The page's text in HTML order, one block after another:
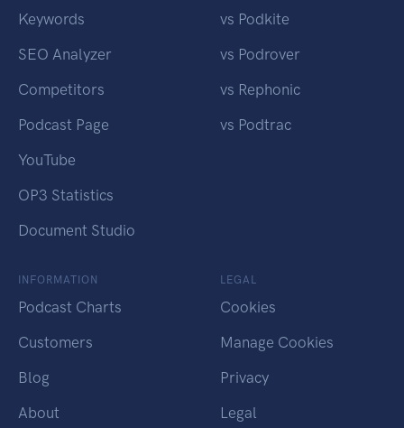
Keywords
SEO Analyzer
Competitors
Podcast Page
YouTube
OP3 Statistics
Document Studio
vs Podkite
vs Podrover
vs Rephonic
vs Podtrac
INFORMATION
Podcast Charts
Customers
Blog
About
LEGAL
Cookies
Manage Cookies
Privacy
Legal